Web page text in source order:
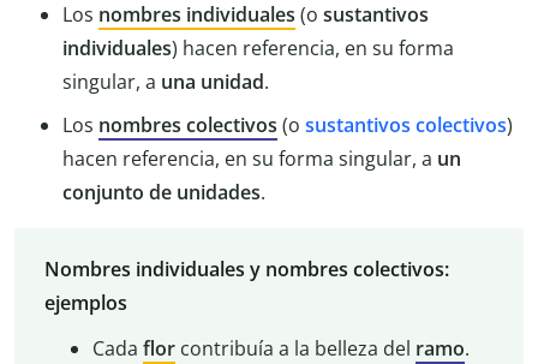
Los nombres individuales (o sustantivos
individuales) hacen referencia, en su forma
singular, a una unidad.
Los nombres colectivos (o sustantivos colectivos)
hacen referencia, en su forma singular, a un
conjunto de unidades.
Nombres individuales y nombres colectivos:
ejemplos
Cada florcontribuía a la belleza del ramo.